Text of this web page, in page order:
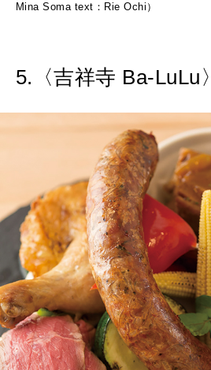
Mina Soma text：Rie Ochi）
5.〈吉祥寺 Ba-LuLu〉